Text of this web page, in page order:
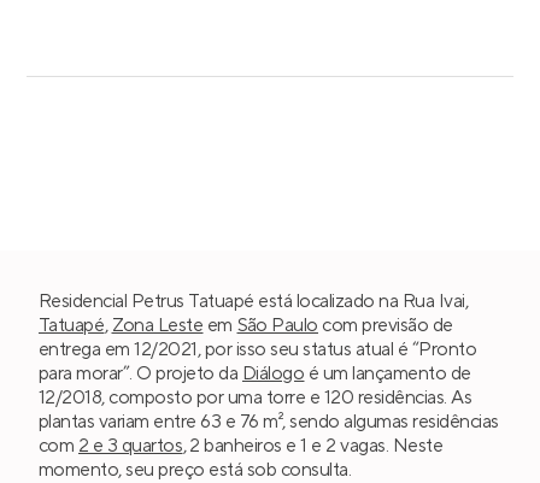
Residencial Petrus Tatuapé está localizado na Rua Ivai,
Tatuapé, Zona Leste em São Paulo com previsão de
entrega em 12/2021, por isso seu status atual é “Pronto
para morar”. O projeto da Diálogo é um lançamento de
12/2018, composto por uma torre e 120 residências. As
plantas variam entre 63 e 76 m², sendo algumas residências
com 2 e 3 quartos, 2 banheiros e 1 e 2 vagas. Neste
momento, seu preço está sob consulta.